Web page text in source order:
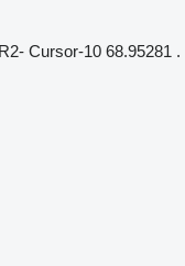
Cursor-10 68.95281 .